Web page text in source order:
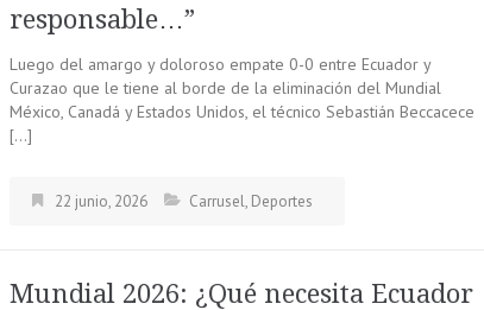
responsable…”
Luego del amargo y doloroso empate 0-0 entre Ecuador y
Curazao que le tiene al borde de la eliminación del Mundial
México, Canadá y Estados Unidos, el técnico Sebastián Beccacece
[…]
22 junio, 2026 Carrusel, Deportes
Mundial 2026: ¿Qué necesita Ecuador